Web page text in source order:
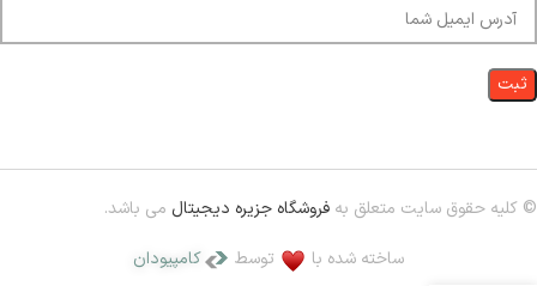
© کلیه حقوق سایت متعلق به فروشگاه جزیره دیجیتال می باشد.
ساخته شده با
توسط کامپیودان